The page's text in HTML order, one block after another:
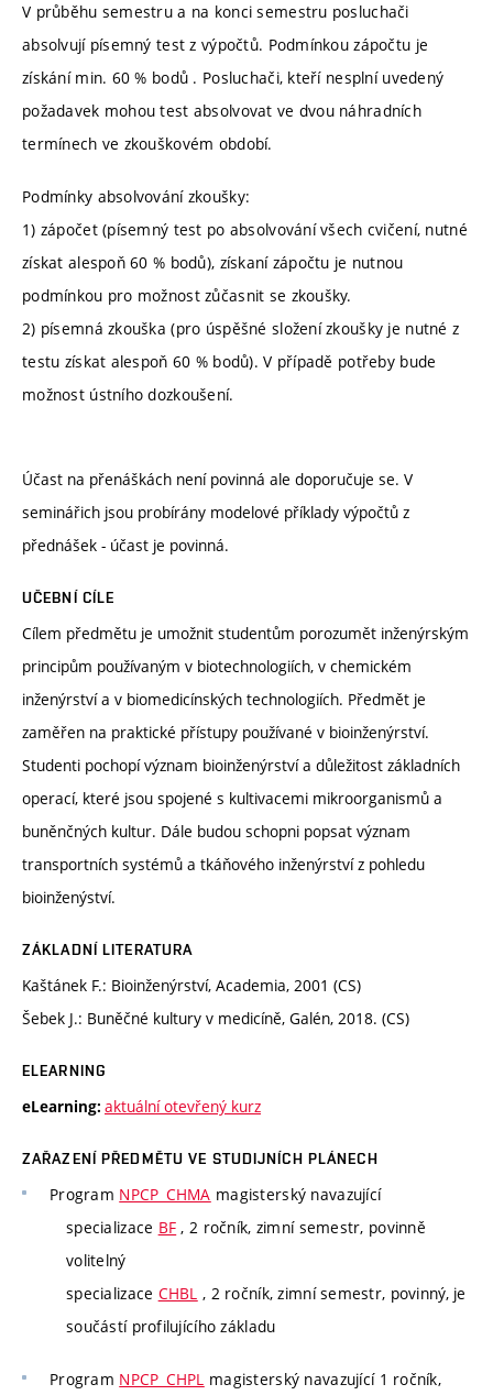
V průběhu semestru a na konci semestru posluchači
absolvují písemný test z výpočtů. Podmínkou zápočtu je
získání min. 60 % bodů . Posluchači, kteří nesplní uvedený
požadavek mohou test absolvovat ve dvou náhradních
termínech ve zkouškovém období.
Podmínky absolvování zkoušky:
1) zápočet (písemný test po absolvování všech cvičení, nutné
získat alespoň 60 % bodů), získaní zápočtu je nutnou
podmínkou pro možnost zůčasnit se zkoušky.
2) písemná zkouška (pro úspěšné složení zkoušky je nutné z
testu získat alespoň 60 % bodů). V případě potřeby bude
možnost ústního dozkoušení.
Účast na přenáškách není povinná ale doporučuje se. V
seminářich jsou probírány modelové příklady výpočtů z
přednášek - účast je povinná.
UČEBNÍ CÍLE
Cílem předmětu je umožnit studentům porozumět inženýrským
principům používaným v biotechnologiích, v chemickém
inženýrství a v biomedicínských technologiích. Předmět je
zaměřen na praktické přístupy používané v bioinženýrství.
Studenti pochopí význam bioinženýrství a důležitost základních
operací, které jsou spojené s kultivacemi mikroorganismů a
buněnčných kultur. Dále budou schopni popsat význam
transportních systémů a tkáňového inženýrství z pohledu
bioinženýství.
ZÁKLADNÍ LITERATURA
Kaštánek F.: Bioinženýrství, Academia, 2001 (CS)
Šebek J.: Buněčné kultury v medicíně, Galén, 2018. (CS)
ELEARNING
eLearning: aktuální otevřený kurz
ZAŘAZENÍ PŘEDMĚTU VE STUDIJNÍCH PLÁNECH
Program NPCP_CHMA magisterský navazující
specializace BF , 2 ročník, zimní semestr, povinně
volitelný
specializace CHBL , 2 ročník, zimní semestr, povinný, je
součástí profilujícího základu
Program NPCP_CHPL magisterský navazující 1 ročník,